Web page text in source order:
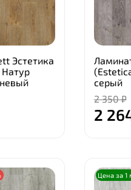
Эстетика
серый
2 350 ₽
2
Цена за 1